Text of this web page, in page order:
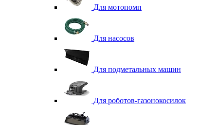
Для мотопомп
Для насосов
Для подметальных машин
Для роботов-газонокосилок